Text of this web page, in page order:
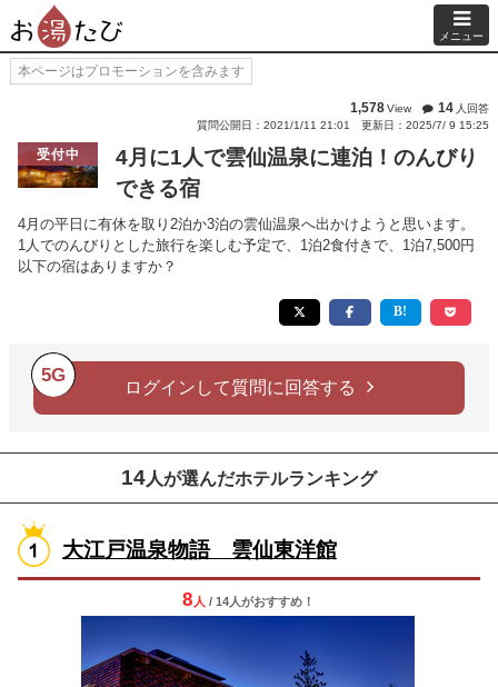
メニュー
本ページはプロモーションを含みます
1,578View 14 人回答
質問公開日：2021/1/11 21:01
更新日：2025/7/ 9 15:25
受付中
4月に1人で雲仙温泉に連泊！のんびり
できる宿
4月の平日に有休を取り2泊か3泊の雲仙温泉へ出かけようと思います。
1人でのんびりとした旅行を楽しむ予定で、1泊2食付きで、1泊7,500円
以下の宿はありますか？
5G
ログインして質問に回答する
14人が選んだホテルランキング
大江戸温泉物語 雲仙東洋館
8 人 / 14人がおすすめ！